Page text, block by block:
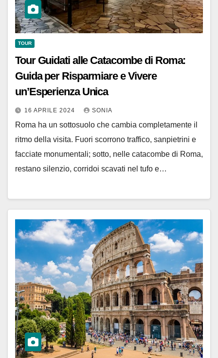
TOUR
Tour Guidati alle Catacombe di Roma:
Guida per Risparmiare e Vivere
un’Esperienza Unica
16 APRILE 2024 SONIA
Roma ha un sottosuolo che cambia completamente il
ritmo della visita. Fuori scorrono traffico, sanpietrini e
facciate monumentali; sotto, nelle catacombe di Roma,
restano silenzio, corridoi scavati nel tufo e…